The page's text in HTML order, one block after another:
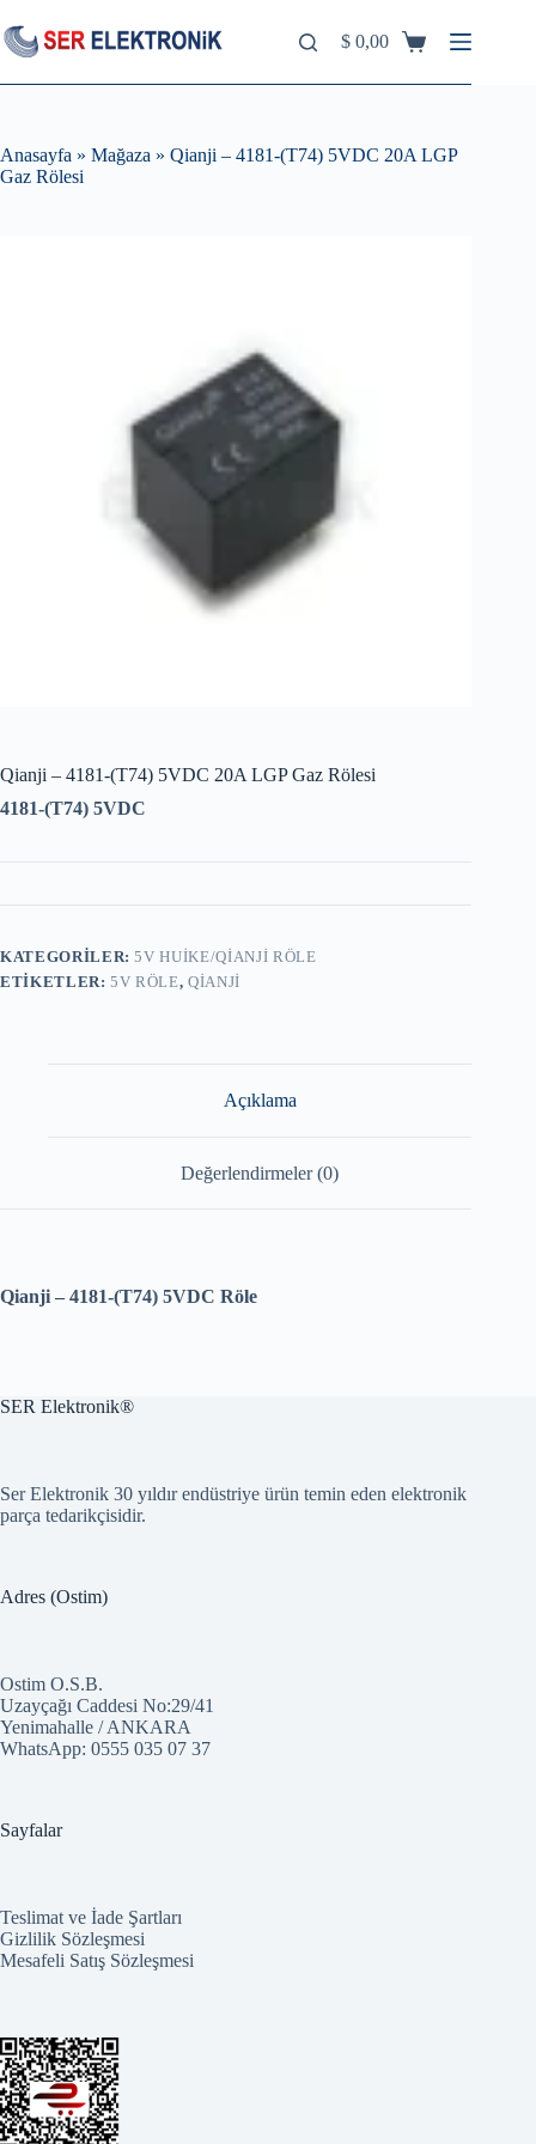
to
content
Shopping
$ 0,00
Anasayfa » Mağaza » Qianji – 4181-(T74) 5VDC 20A LGP
Gaz Rölesi
Qianji – 4181-(T74) 5VDC 20A LGP Gaz Rölesi
4181-(T74) 5VDC
KATEGORILER:5V HUIKE/QIANJI RÖLE
ETIKETLER:5V RÖLE,QIANJI
Açıklama
Değerlendirmeler (0)
Qianji – 4181-(T74) 5VDC Röle
SER Elektronik®
Ser Elektronik 30 yıldır endüstriye ürün temin eden elektronik
parça tedarikçisidir.
Adres (Ostim)
Ostim O.S.B.
Uzayçağı Caddesi No:29/41
Yenimahalle / ANKARA
WhatsApp: 0555 035 07 37
Sayfalar
Teslimat ve İade Şartları
Gizlilik Sözleşmesi
Mesafeli Satış Sözleşmesi